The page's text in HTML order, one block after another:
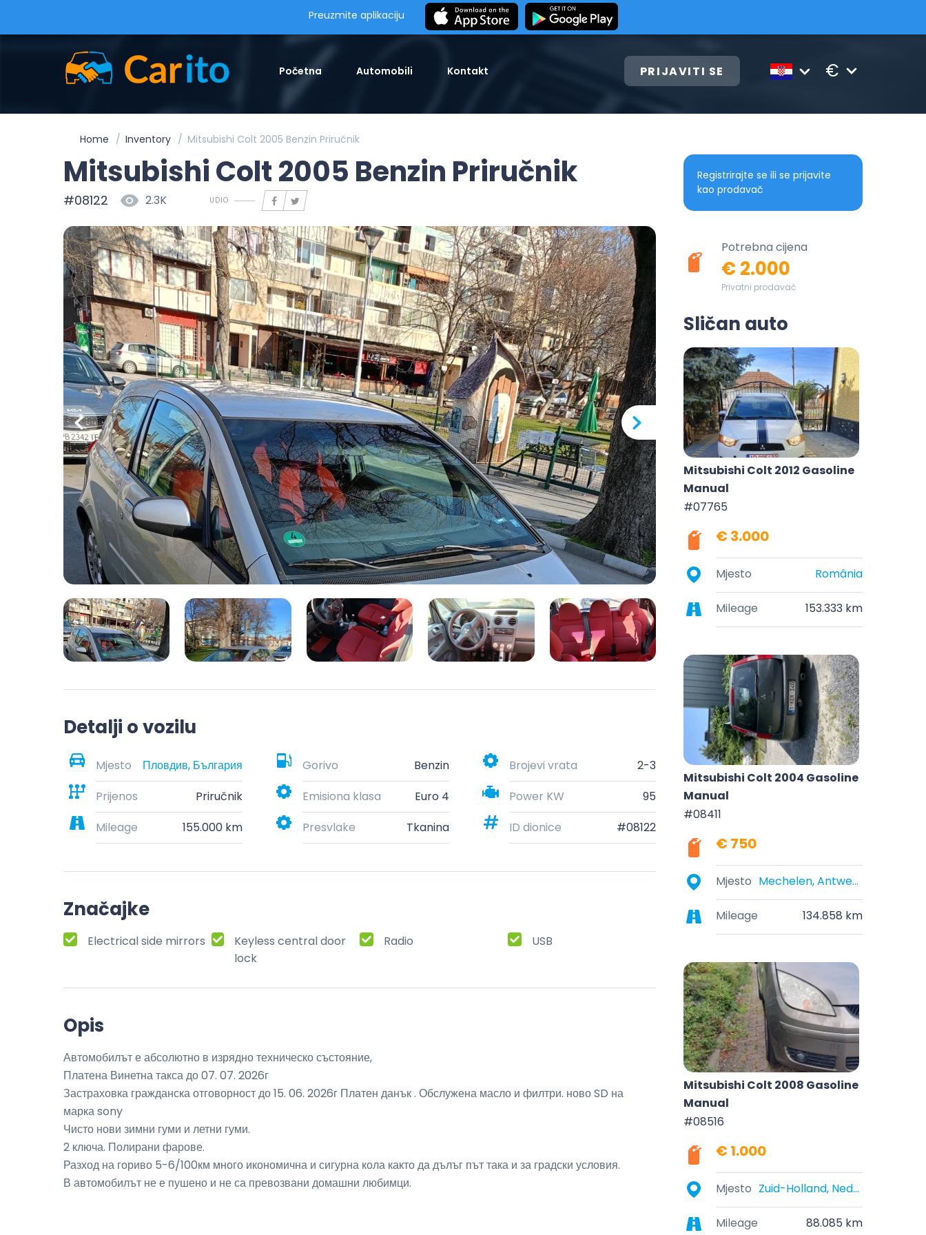
Preuzmite aplikaciju
Početna Automobili Kontakt PRIJAVITI SE €
Home Inventory Mitsubishi Colt 2005 Benzin Priručnik
Mitsubishi Colt 2005 Benzin Priručnik
#08122 2.3K UDIO
Detalji o vozilu
Mjesto Пловдив, България Gorivo Benzin Brojevi vrata
2-3
Prijenos
Priručnik Emisiona klasa Euro 4 Power KW
95
Mileage
155.000 km Presvlake Tkanina ID dionice #08122
Značajke
Electrical side mirrors
Keyless central door
lock
Radio USB
Opis
Автомобилът е абсолютно в изрядно техническо състояние,
Платена Винетна такса до 07. 07. 2026г
Застраховка гражданска отговорност до 15. 06. 2026г Платен данък . Обслужена масло и филтри. ново SD на
марка sony
Чисто нови зимни гуми и летни гуми.
2 ключа. Полирани фарове.
Разход на гориво 5-6/100км много икономична и сигурна кола както да дълъг път така и за градски условия.
В автомобилът не е пушено и не са превозвани домашни любимци.
Registrirajte se ili se prijavite
kao prodavač
Potrebna cijena
€ 2.000
Privatni prodavač
Sličan auto
Mitsubishi Colt 2012 Gasoline
Manual
#07765
€ 3.000
Mjesto România
Mileage 153.333 km
Mitsubishi Colt 2004 Gasoline
Manual
#08411
€ 750
Mjesto Mechelen, Antwerpen, België
Mileage 134.858 km
Mitsubishi Colt 2008 Gasoline
Manual
#08516
€ 1.000
Mjesto Zuid-Holland, Nederland
Mileage 88.085 km